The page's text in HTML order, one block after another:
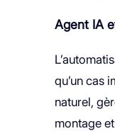
Agent IA
qu’un cas
naturel,
montage